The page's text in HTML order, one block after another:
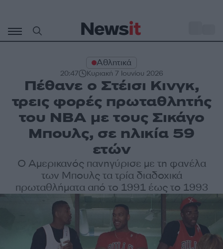
περιεχόμενο
Αθλητικά
20:47 Κυριακή 7 Ιουνίου 2026
Πέθανε ο Στέισι Κινγκ,
τρεις φορές πρωταθλητής
του NBA με τους Σικάγο
Μπουλς, σε ηλικία 59
ετών
Ο Αμερικανός πανηγύρισε με τη φανέλα
των Μπουλς τα τρία διαδοχικά
πρωταθλήματα από το 1991 έως το 1993